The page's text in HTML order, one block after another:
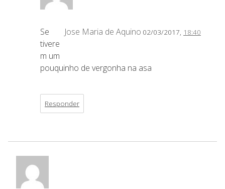
Jose Maria de Aquino 02/03/2017, 18:40
Se
tivere
m um
pouquinho de vergonha na asa
Responder